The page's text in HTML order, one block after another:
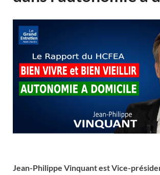
Jean-Philippe Vinquant est Vice-